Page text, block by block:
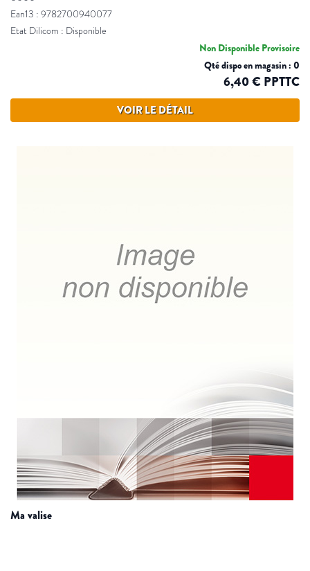
Ean13 : 9782700940077
Etat Dilicom : Disponible
Non Disponible Provisoire
Qté dispo en magasin : 0
6,40 € PPTTC
VOIR LE DÉTAIL
ma valise